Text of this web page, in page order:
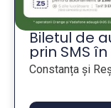
Biletul de
prin SMS
Reșița
Constanța și